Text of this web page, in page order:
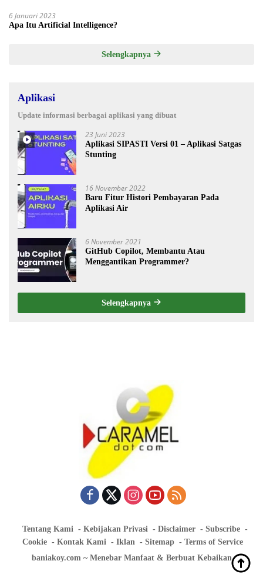
6 Januari 2023
Apa Itu Artificial Intelligence?
Selengkapnya
Aplikasi
Update informasi berbagai aplikasi yang dibuat
23 Juni 2023
Aplikasi SIPASTI Versi 01 – Aplikasi Satgas
Stunting
16 November 2022
Baru Fitur Histori Pembayaran Pada
Aplikasi Air
6 November 2021
GitHub Copilot, Membantu Atau
Menggantikan Programmer?
Selengkapnya
Tentang Kami Kebijakan Privasi Disclaimer
Subscribe
Cookie
Kontak Kami Iklan Sitemap
Terms of Service
baniakoy.com ~ Menebar Manfaat & Berbuat Kebaikan